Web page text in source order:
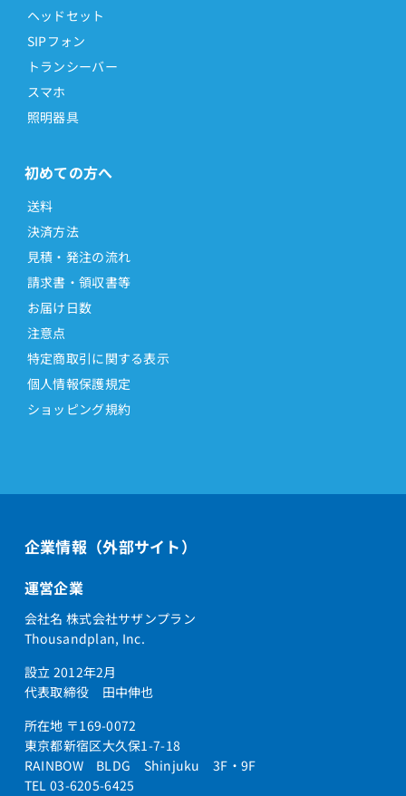
ヘッドセット
SIPフォン
トランシーバー
スマホ
照明器具
初めての方へ
送料
決済方法
見積・発注の流れ
請求書・領収書等
お届け日数
注意点
特定商取引に関する表示
個人情報保護規定
ショッピング規約
企業情報（外部サイト）
運営企業
会社名 株式会社サザンプラン
Thousandplan, Inc.
設立 2012年2月
代表取締役 田中伸也
所在地 〒169-0072
東京都新宿区大久保1-7-18
RAINBOW BLDG Shinjuku 3F・9F
TEL 03-6205-6425